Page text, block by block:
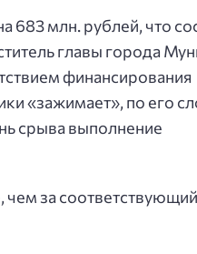
683 млн. рублей, что
главы города
финансирования
«зажимает», по его
срыва выполнение
чем за